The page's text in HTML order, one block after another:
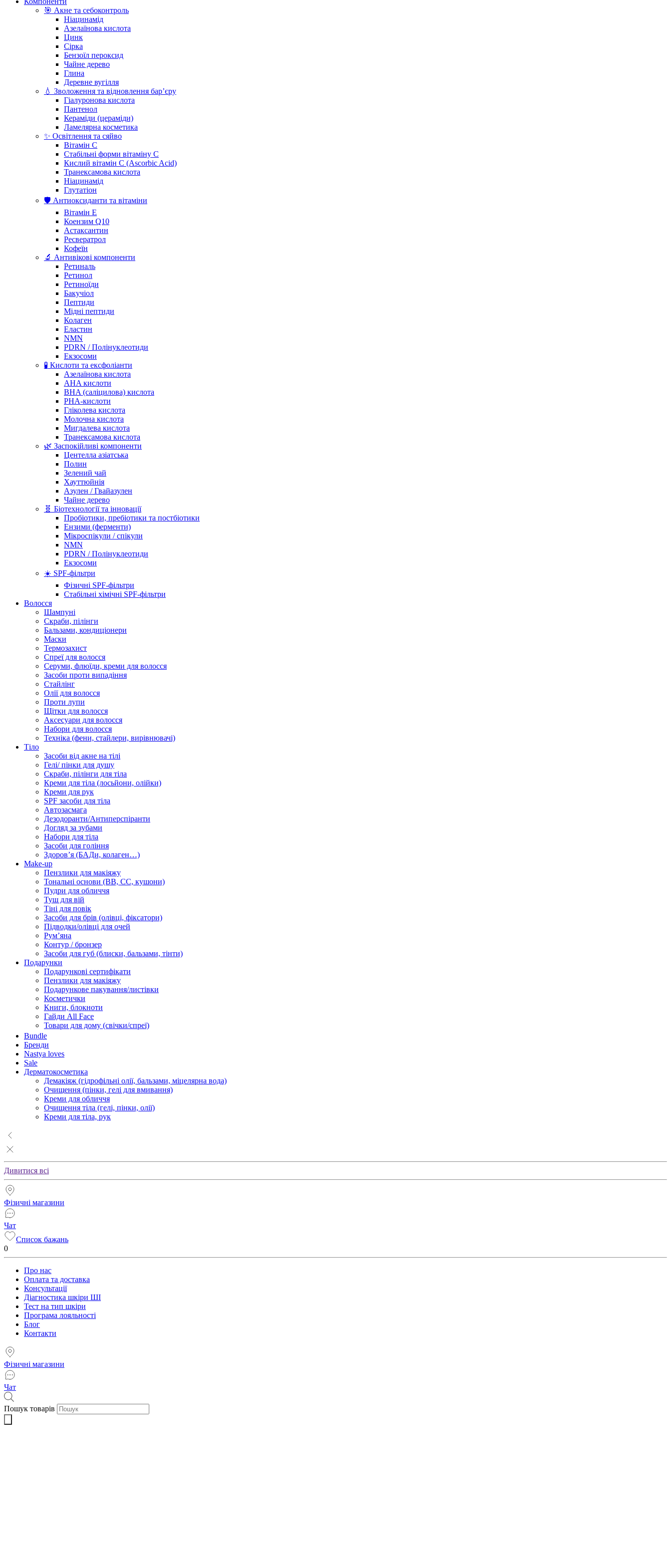
🎯 Акне та себоконтроль
Ніацинамід
Азелаїнова кислота
Цинк
Сірка
Бензоїл пероксид
Чайне дерево
Глина
Деревне вугілля
💧 Зволоження та відновлення бар’єру
Гіалуронова кислота
Пантенол
Кераміди (цераміди)
Ламелярна косметика
✨ Освітлення та сяйво
Вітамін С
Стабільні форми вітаміну С
Кислий вітамін С (Ascorbic Acid)
Транексамова кислота
Ніацинамід
Глутатіон
🛡️ Антиоксиданти та вітаміни
Вітамін Е
Коензим Q10
Астаксантин
Ресвератрол
Кофеїн
🔬 Антивікові компоненти
Ретиналь
Ретинол
Ретиноїди
Бакучіол
Пептиди
Мідні пептиди
Колаген
Еластин
NMN
PDRN / Полінуклеотиди
Екзосоми
🧪 Кислоти та ексфоліанти
Азелаїнова кислота
AHA кислоти
BHA (саліцилова) кислота
PHA-кислоти
Гліколева кислота
Молочна кислота
Мигдалева кислота
Транексамова кислота
🌿 Заспокійливі компоненти
Центелла азіатська
Полин
Зелений чай
Хауттюйнія
Азулен / Гвайазулен
Чайне дерево
🧬 Біотехнології та інновації
Пробіотики, пребіотики та постбіотики
Ензими (ферменти)
Мікроспікули / спікули
NMN
PDRN / Полінуклеотиди
Екзосоми
☀️ SPF-фільтри
Фізичні SPF-фільтри
Стабільні хімічні SPF-фільтри
Волосся
Шампуні
Скраби, пілінги
Бальзами, кондиціонери
Маски
Термозахист
Спреї для волосся
Серуми, флюїди, креми для волосся
Засоби проти випадіння
Стайлінг
Олії для волосся
Проти лупи
Щітки для волосся
Аксесуари для волосся
Набори для волосся
Техніка (фени, стайлери, вирівнювачі)
Тіло
Засоби від акне на тілі
Гелі/ пінки для душу
Скраби, пілінги для тіла
Креми для тіла (лосьйони, олійки)
Креми для рук
SPF засоби для тіла
Автозасмага
Дезодоранти/Антиперспіранти
Догляд за зубами
Набори для тіла
Засоби для гоління
Здоровʼя (БАДи, колаген…)
Make-up
Пензлики для макіяжу
Тональні основи (BB, CC, кушони)
Пудри для обличчя
Туш для вій
Тіні для повік
Засоби для брів (олівці, фіксатори)
Підводки/олівці для очей
Румʼяна
Контур / бронзер
Засоби для губ (блиски, бальзами, тінти)
Подарунки
Подарункові сертифікати
Пензлики для макіяжу
Подарункове пакування/листівки
Косметички
Книги, блокноти
Гайди All Face
Товари для дому (свічки/спреї)
Bundle
Бренди
Nastya loves
Sale
Дерматокосметика
Демакіяж (гідрофільні олії, бальзами, міцелярна вода)
Очищення (пінки, гелі для вмивання)
Креми для обличчя
Очищення тіла (гелі, пінки, олії)
Креми для тіла, рук
Дивитися всі
Фізичні магазини
Чат
Список бажань
0
Про нас
Оплата та доставка
Консультації
Діагностика шкіри ШІ
Тест на тип шкіри
Програма лояльності
Блог
Контакти
Фізичні магазини
Чат
Пошук товарів